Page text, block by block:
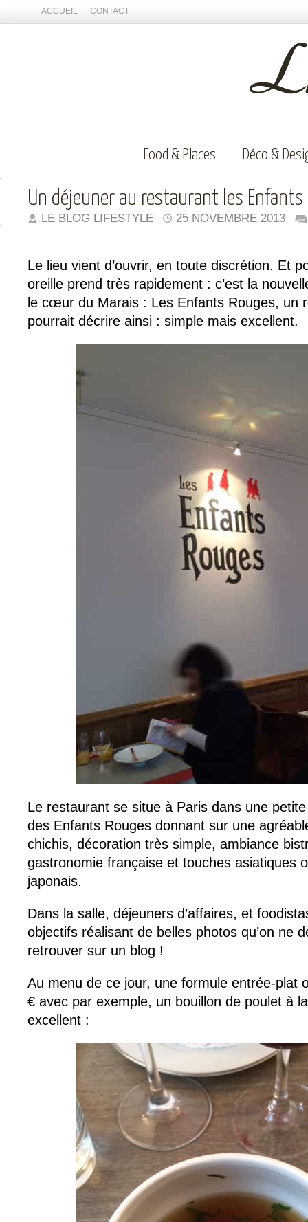
ACCUEIL CONTACT
Food & Places Déco &
Un déjeuner au restaurant les Enfants
LE BLOG LIFESTYLE 25 NOVEMBRE 2013
Le lieu vient d’ouvrir, en toute discrétion. Et
oreille prend très rapidement : c’est la
le cœur du Marais : Les Enfants Rouges, un
pourrait décrire ainsi : simple mais excellent.
Le restaurant se situe à Paris dans une
des Enfants Rouges donnant sur une
chichis, décoration très simple, ambiance
gastronomie française et touches asiatiques
japonais.
Dans la salle, déjeuners d’affaires, et
objectifs réalisant de belles photos qu’on ne
retrouver sur un blog !
Au menu de ce jour, une formule entrée-plat
€ avec par exemple, un bouillon de poulet à
excellent :